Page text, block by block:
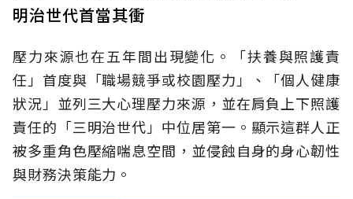
明治世代首當其衝
壓力來源也在五年間出現變化。「扶養與照護責
任」首度與「職場競爭或校園壓力」、「個人健康
狀況」並列三大心理壓力來源，並在肩負上下照護
責任的「三明治世代」中位居第一。顯示這群人正
被多重角色壓縮喘息空間，並侵蝕自身的身心韌性
與財務決策能力。